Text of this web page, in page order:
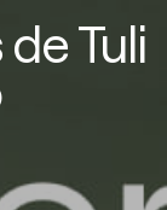
Tuli